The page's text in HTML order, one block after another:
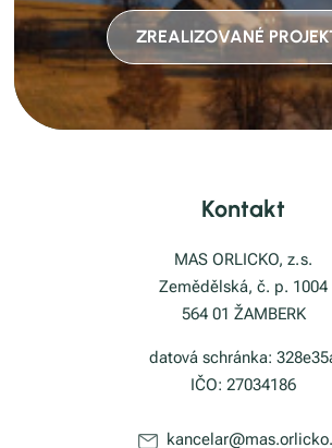
ZREALIZOVANÉ
Kontakt
MAS ORLICKO, z. s.
Zemědělská, č. p. 1004
564 01 ŽAMBERK
datová schránka:
IČO: 27034186